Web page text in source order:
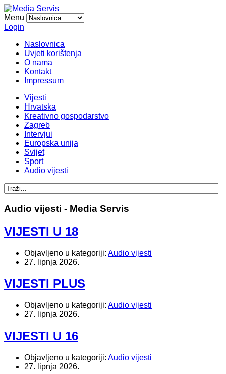
Menu
Login
Naslovnica
Uvjeti korištenja
O nama
Kontakt
Impressum
Vijesti
Hrvatska
Kreativno gospodarstvo
Zagreb
Intervjui
Europska unija
Svijet
Sport
Audio vijesti
Audio vijesti - Media Servis
VIJESTI U 18
Objavljeno u kategoriji: Audio vijesti
27. lipnja 2026.
VIJESTI PLUS
Objavljeno u kategoriji: Audio vijesti
27. lipnja 2026.
VIJESTI U 16
Objavljeno u kategoriji: Audio vijesti
27. lipnja 2026.